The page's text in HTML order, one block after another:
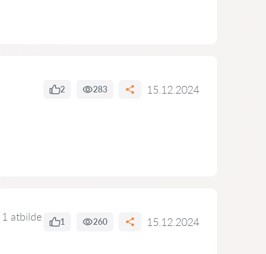
2 283 15.12.2024
1 atbilde 1 260 15.12.2024